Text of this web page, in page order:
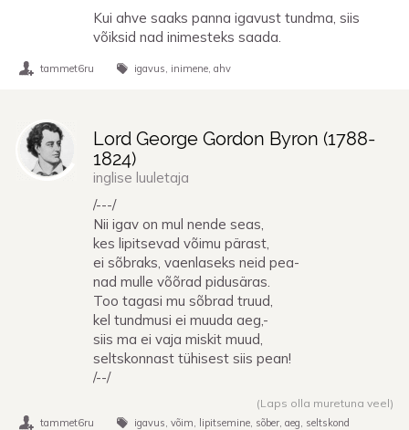
Kui ahve saaks panna igavust tundma, siis
võiksid nad inimesteks saada.
tammet6ru igavus inimene ahv
Lord George Gordon Byron (1788-
1824)
inglise luuletaja
/---/
Nii igav on mul nende seas,
kes lipitsevad võimu pärast,
ei sõbraks, vaenlaseks neid pea-
nad mulle võõrad pidusäras.
Too tagasi mu sõbrad truud,
kel tundmusi ei muuda aeg,-
siis ma ei vaja miskit muud,
seltskonnast tühisest siis pean!
/--/
(Laps olla muretuna veel)
tammet6ru igavus võim lipitsemine sõber aeg seltskond